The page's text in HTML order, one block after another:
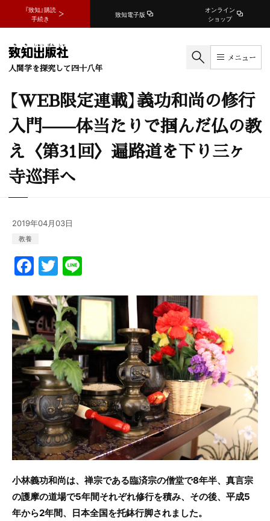
『致知』購読
手続き
致知電子版
オンライン
ショップ
人間学を探究して四十八年
メニュー
【WEB限定連載】義功和尚の修行
入門——体当たりで掴んだ仏の教
え〈第31回〉遍路道を下り三ヶ
寺巡拝へ
2019年04月03日
教養
F
a
c
e
b
o
o
k
T
w
itt
er
e
小林義功和尚は、禅宗である臨済宗の僧堂で8年半、真言宗
の護摩の道場で5年間それぞれ修行を積み、その後、平成5
年から2年間、日本全国を托鉢行脚されました。